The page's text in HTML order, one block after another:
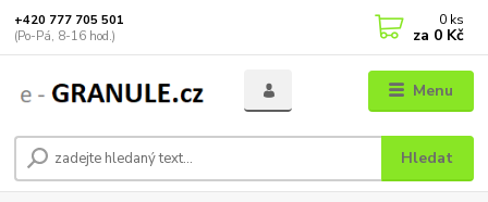
Menu
Hledat
+420 777 705 501
(Po-Pá, 8-16 hod.)
0 ks
za 0 Kč